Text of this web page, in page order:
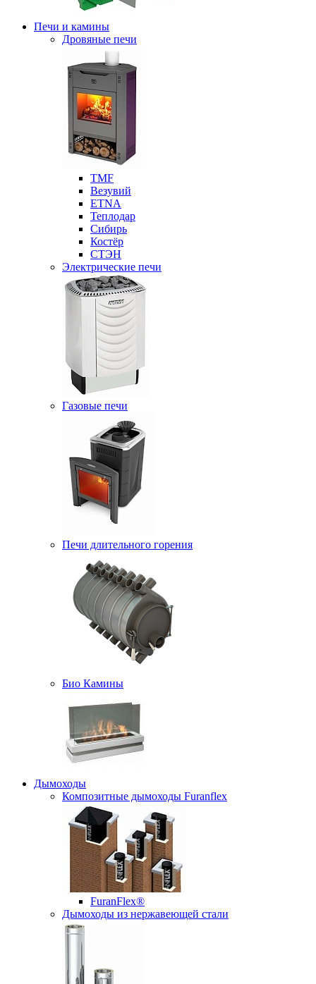
Печи и камины
Дровяные печи
ТМF
Везувий
ETNA
Теплодар
Сибирь
Костёр
СТЭН
Электрические печи
Газовые печи
Печи длительного горения
Био Камины
Дымоходы
Композитные дымоходы Furanflex
FuranFlex®
Дымоходы из нержавеющей стали